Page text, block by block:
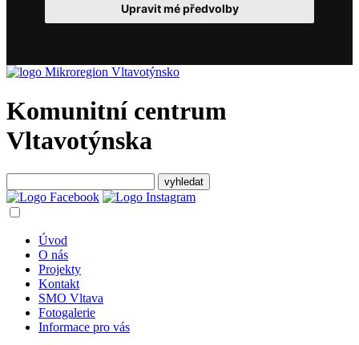
Upravit mé předvolby
Komunitní centrum
Vltavotýnska
Úvod
O nás
Projekty
Kontakt
SMO Vltava
Fotogalerie
Informace pro vás